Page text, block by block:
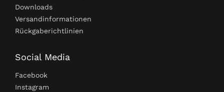
Downloads
Versandinformationen
Rückgaberichtlinien
Social Media
Facebook
Instagram